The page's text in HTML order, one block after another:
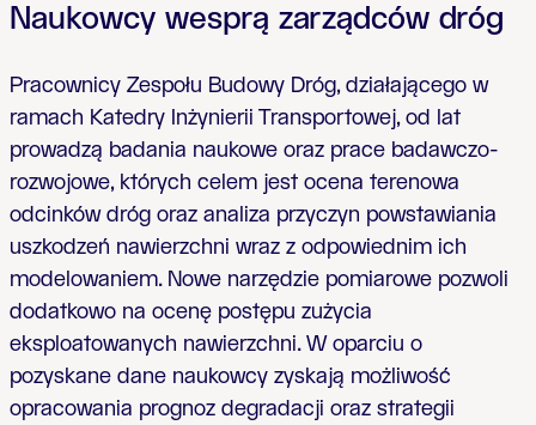
Naukowcy wesprą zarządców dróg
Pracownicy Zespołu Budowy Dróg, działającego w
ramach Katedry Inżynierii Transportowej, od lat
prowadzą badania naukowe oraz prace badawczo-
rozwojowe, których celem jest ocena terenowa
odcinków dróg oraz analiza przyczyn powstawiania
uszkodzeń nawierzchni wraz z odpowiednim ich
modelowaniem. Nowe narzędzie pomiarowe pozwoli
dodatkowo na ocenę postępu zużycia
eksploatowanych nawierzchni. W oparciu o
pozyskane dane naukowcy zyskają możliwość
opracowania prognoz degradacji oraz strategii